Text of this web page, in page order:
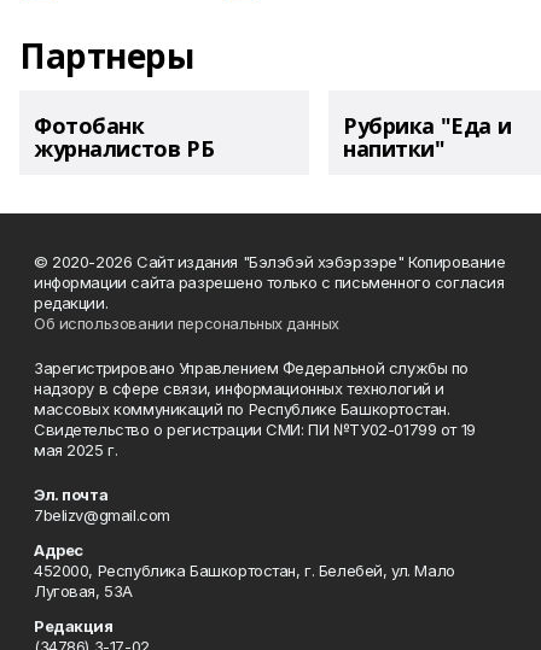
Партнеры
Фотобанк
журналистов РБ
Рубрика "Еда и
напитки"
© 2020-2026 Сайт издания "Бэлэбэй хэбэрзэре" Копирование
информации сайта разрешено только с письменного согласия
редакции.
Об использовании персональных данных
Зарегистрировано Управлением Федеральной службы по
надзору в сфере связи, информационных технологий и
массовых коммуникаций по Республике Башкортостан.
Свидетельство о регистрации СМИ: ПИ №ТУ02-01799 от 19
мая 2025 г.
Эл. почта
7belizv@gmail.com
Адрес
452000, Республика Башкортостан, г. Белебей, ул. Мало
Луговая, 53А
Редакция